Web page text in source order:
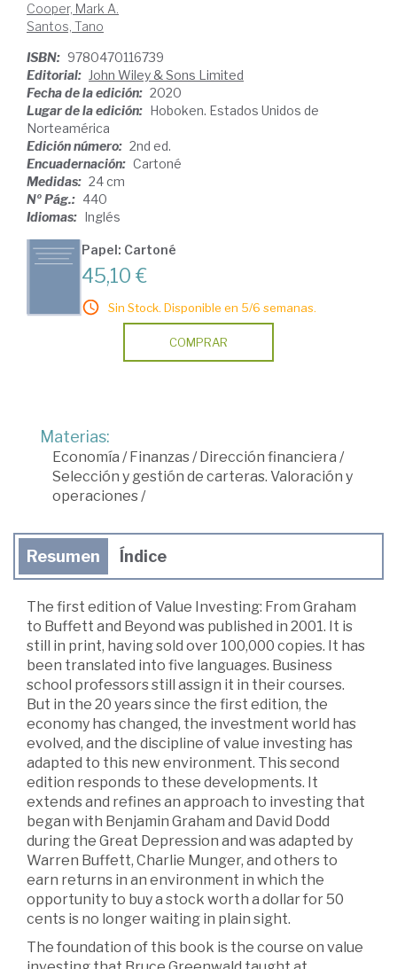
Cooper, Mark A.
Santos, Tano
ISBN: 9780470116739
Editorial: John Wiley & Sons Limited
Fecha de la edición: 2020
Lugar de la edición: Hoboken. Estados Unidos de
Norteamérica
Edición número: 2nd ed.
Encuadernación: Cartoné
Medidas: 24 cm
Nº Pág.: 440
Idiomas: Inglés
Papel: Cartoné
45,10 €
Sin Stock. Disponible en 5/6 semanas.
COMPRAR
Materias:
Economía / Finanzas/ Dirección financiera /
Selección y gestión de carteras. Valoración y
operaciones/
Resumen Índice
The first edition of Value Investing: From Graham
to Buffett and Beyond was published in 2001. It is
still in print, having sold over 100,000 copies. It has
been translated into five languages. Business
school professors still assign it in their courses.
But in the 20 years since the first edition, the
economy has changed, the investment world has
evolved, and the discipline of value investing has
adapted to this new environment. This second
edition responds to these developments. It
extends and refines an approach to investing that
began with Benjamin Graham and David Dodd
during the Great Depression and was adapted by
Warren Buffett, Charlie Munger, and others to
earn returns in an environment in which the
opportunity to buy a stock worth a dollar for 50
cents is no longer waiting in plain sight.
The foundation of this book is the course on value